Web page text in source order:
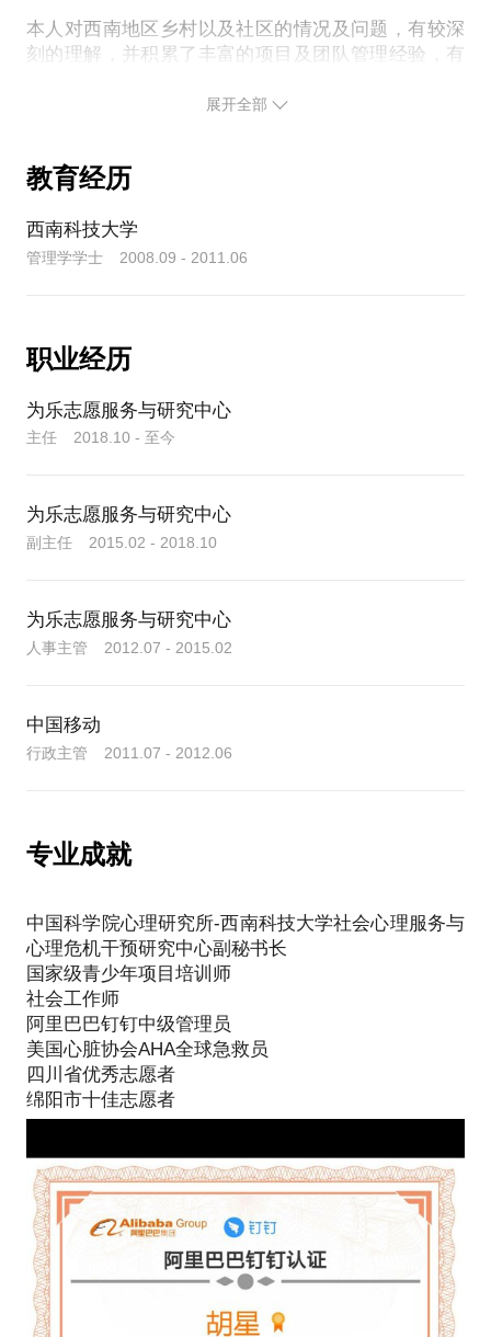
如果你是一家企业的负责人，我可以与你分享： 公益
和慈善有什么区别？ 企业如何通过公益的视角树立品
力？ 除了捐钱，有没有更有效，更负责任，更有影响
益组织，我们可以一起聊聊： 谁是组织的用户？ 怎
样梳理组织的公益产品？ 说得明白就筹得到款！ 不
用高薪驱动，公益组织的员工怎么管？
本人对西南地区乡村以及社区的情况及问题，有较深
刻的理解，并积累了丰富的项目及团队管理经验，有
家、社区群众的资源投入形成联合影响的经验，并统
愿服务新理念，积极探索“构建志愿服务云机制，增加
志愿服务总值，推进志愿服务可持续发展”三大愿景，
展开全部
教育经历
西南科技大学
管理学学士 2008.09 - 2011.06
职业经历
为乐志愿服务与研究中心
主任 2018.10 - 至今
为乐志愿服务与研究中心
副主任 2015.02 - 2018.10
为乐志愿服务与研究中心
人事主管 2012.07 - 2015.02
中国移动
行政主管 2011.07 - 2012.06
专业成就
中国科学院心理研究所-西南科技大学社会心理服务与
心理危机干预研究中心副秘书长
国家级青少年项目培训师
社会工作师
阿里巴巴钉钉中级管理员
美国心脏协会AHA全球急救员
四川省优秀志愿者